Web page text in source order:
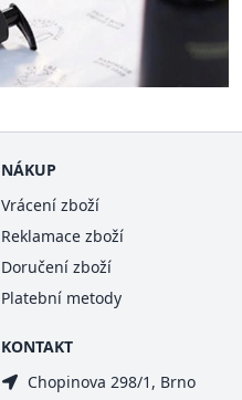
NÁKUP
Vrácení zboží
Reklamace zboží
Doručení zboží
Platební metody
KONTAKT
Chopinova 298/1, Brno